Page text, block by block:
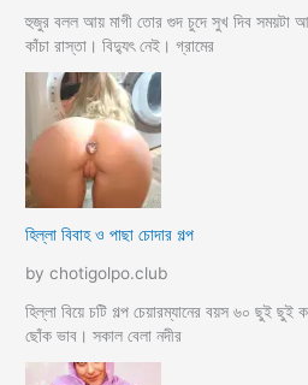
হুজুর বলল আয় মাগী তোর গুদ চুদে সুখ দিব সময়টা
কাঁচা রাস্তা। বিদ্যুৎ নেই। গ্রামের
হিল্লা বিবাহ ও পাছা চোদার গল্প
by chotigolpo.club
হিল্লা বিয়ে চটি গল্প চেয়ারম্যানের বয়স ৬০ ছুই
ছোঁক ভাব। সকাল বেলা নদীর